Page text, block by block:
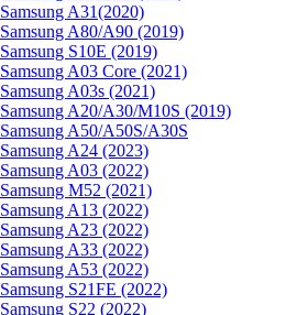
Samsung A31(2020)
Samsung A80/A90 (2019)
Samsung S10E (2019)
Samsung A03 Core (2021)
Samsung A03s (2021)
Samsung A20/A30/M10S (2019)
Samsung A50/A50S/A30S
Samsung A24 (2023)
Samsung A03 (2022)
Samsung M52 (2021)
Samsung A13 (2022)
Samsung A23 (2022)
Samsung A33 (2022)
Samsung A53 (2022)
Samsung S21FE (2022)
Samsung S22 (2022)